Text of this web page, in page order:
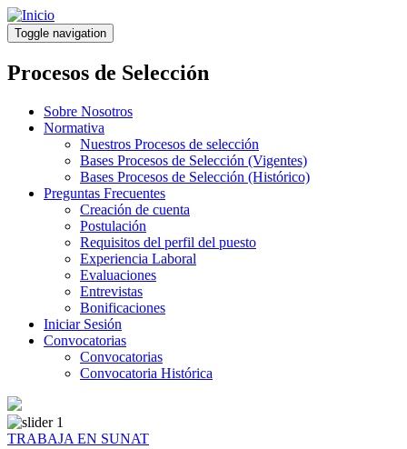
Pasar
al
contenido
principal
Toggle navigation
Procesos de Selección
Sobre Nosotros
Normativa
Nuestros Procesos de selección
Bases Procesos de Selección (Vigentes)
Bases Procesos de Selección (Histórico)
Preguntas Frecuentes
Creación de cuenta
Postulación
Requisitos del perfil del puesto
Experiencia Laboral
Evaluaciones
Entrevistas
Bonificaciones
Iniciar Sesión
Convocatorias
Convocatorias
Convocatoria Histórica
TRABAJA EN SUNAT